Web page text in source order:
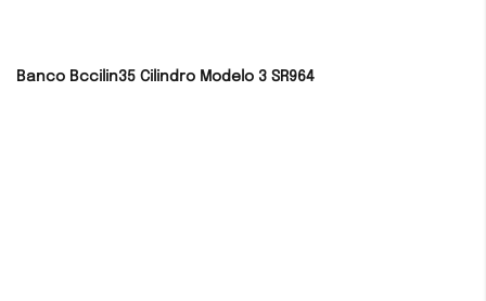
Banco Bccilin35 Cilindro Modelo 3 SR964